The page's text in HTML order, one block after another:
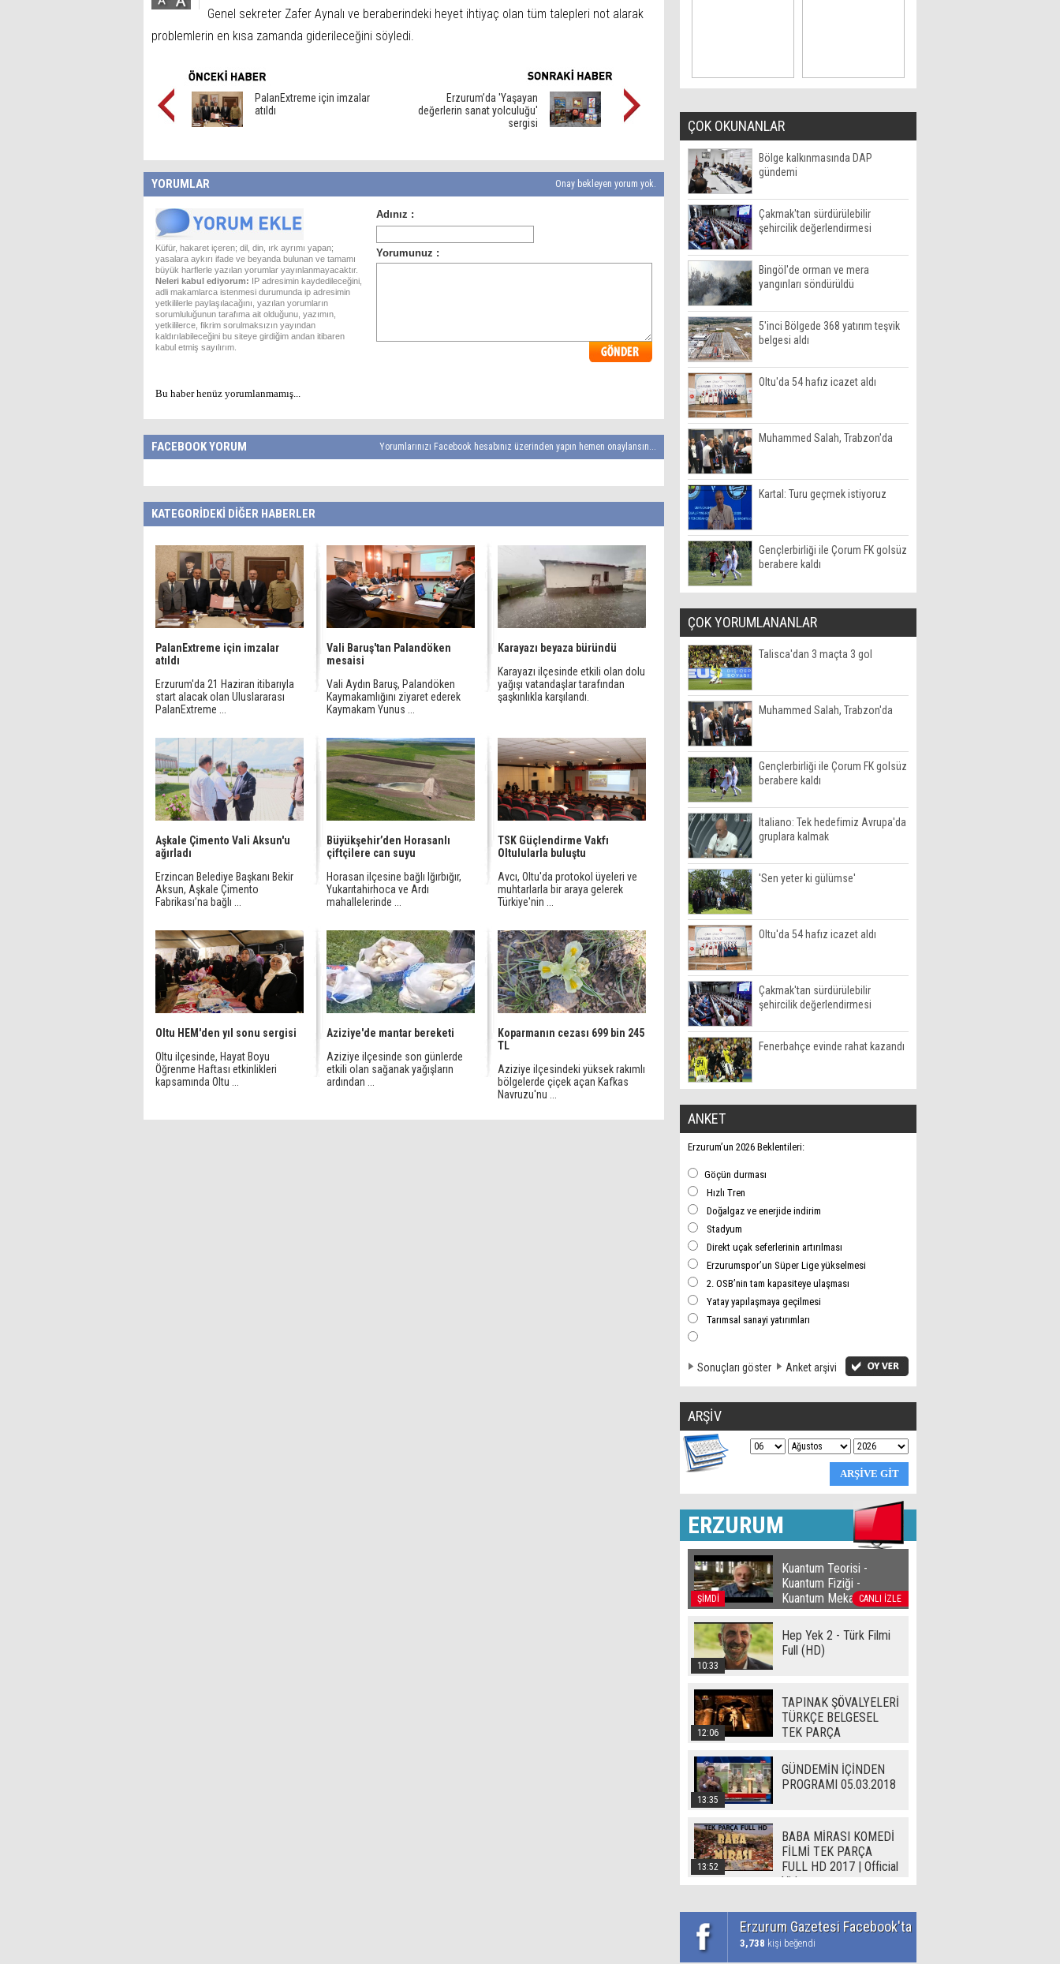
Genel sekreter Zafer Aynalı ve beraberindeki heyet ihtiyaç olan tüm talepleri not alarak
problemlerin en kısa zamanda giderileceğini söyledi.
PalanExtreme için imzalar
atıldı
Erzurum’da 'Yaşayan
değerlerin sanat yolculuğu'
sergisi
YORUMLAR Onay bekleyen yorum yok.
Küfür, hakaret içeren; dil, din, ırk ayrımı yapan;
yasalara aykırı ifade ve beyanda bulunan ve tamamı
büyük harflerle yazılan yorumlar yayınlanmayacaktır.
Neleri kabul ediyorum: IP adresimin kaydedileceğini,
adli makamlarca istenmesi durumunda ip adresimin
yetkililerle paylaşılacağını, yazılan yorumların
sorumluluğunun tarafıma ait olduğunu, yazımın,
yetkililerce, fikrim sorulmaksızın yayından
kaldırılabileceğini bu siteye girdiğim andan itibaren
kabul etmiş sayılırım.
Bu haber henüz yorumlanmamış...
FACEBOOK YORUM Yorumlarınızı Facebook hesabınız üzerinden yapın hemen onaylansın...
KATEGORİDEKİ DİĞER HABERLER
PalanExtreme için imzalar
atıldı
Erzurum'da 21 Haziran itibarıyla
start alacak olan Uluslararası
PalanExtreme ...
Vali Baruş'tan Palandöken
mesaisi
Vali Aydın Baruş, Palandöken
Kaymakamlığını ziyaret ederek
Kaymakam Yunus ...
Karayazı beyaza büründü
Karayazı ilçesinde etkili olan dolu
yağışı vatandaşlar tarafından
şaşkınlıkla karşılandı.
Aşkale Çimento Vali Aksun'u
ağırladı
Erzincan Belediye Başkanı Bekir
Aksun, Aşkale Çimento
Fabrikası’na bağlı ...
Büyükşehir’den Horasanlı
çiftçilere can suyu
Horasan ilçesine bağlı Iğırbığır,
Yukarıtahirhoca ve Ardı
mahallelerinde ...
TSK Güçlendirme Vakfı
Oltulularla buluştu
Avcı, Oltu'da protokol üyeleri ve
muhtarlarla bir araya gelerek
Türkiye'nin ...
Oltu HEM'den yıl sonu sergisi
Oltu ilçesinde, Hayat Boyu
Öğrenme Haftası etkinlikleri
kapsamında Oltu ...
Aziziye'de mantar bereketi
Aziziye ilçesinde son günlerde
etkili olan sağanak yağışların
ardından ...
Koparmanın cezası 699 bin 245
TL
Aziziye ilçesindeki yüksek rakımlı
bölgelerde çiçek açan Kafkas
Navruzu'nu ...
ÇOK OKUNANLAR
Bölge kalkınmasında DAP
gündemi
Çakmak'tan sürdürülebilir
şehircilik değerlendirmesi
Bingöl'de orman ve mera
yangınları söndürüldü
5'inci Bölgede 368 yatırım teşvik
belgesi aldı
Oltu'da 54 hafız icazet aldı
Muhammed Salah, Trabzon'da
Kartal: Turu geçmek istiyoruz
Gençlerbirliği ile Çorum FK golsüz
berabere kaldı
ÇOK YORUMLANANLAR
Talisca'dan 3 maçta 3 gol
Muhammed Salah, Trabzon'da
Gençlerbirliği ile Çorum FK golsüz
berabere kaldı
Italiano: Tek hedefimiz Avrupa'da
gruplara kalmak
'Sen yeter ki gülümse'
Oltu'da 54 hafız icazet aldı
Çakmak'tan sürdürülebilir
şehircilik değerlendirmesi
Fenerbahçe evinde rahat kazandı
ANKET
Erzurum’un 2026 Beklentileri:
Göçün durması
Hızlı Tren
Doğalgaz ve enerjide indirim
Stadyum
Direkt uçak seferlerinin artırılması
Erzurumspor’un Süper Lige yükselmesi
2. OSB’nin tam kapasiteye ulaşması
Yatay yapılaşmaya geçilmesi
Tarımsal sanayi yatırımları
Sonuçları göster Anket arşivi
ARŞİV
ERZURUM
ŞİMDİ CANLI İZLE
Kuantum Teorisi -
Kuantum Fiziği -
Kuantum Mekaniği
10:33
Hep Yek 2 - Türk Filmi
Full (HD)
12:06
TAPINAK ŞÖVALYELERİ
TÜRKÇE BELGESEL
TEK PARÇA
13:35
GÜNDEMİN İÇİNDEN
PROGRAMI 05.03.2018
13:52
BABA MİRASI KOMEDİ
FİLMİ TEK PARÇA
FULL HD 2017 | Official
Video
Erzurum Gazetesi Facebook'ta
3,738 kişi beğendi